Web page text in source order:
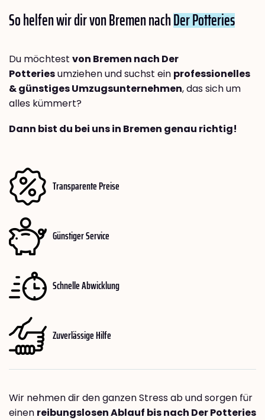
So helfen wir dir von Bremen nachDer Potteries
Du möchtest von Bremen nach Der
Potteriesumziehen und suchst ein professionelles
& günstiges Umzugsunternehmen, das sich um
alles kümmert?
Dann bist du bei uns in Bremen genau richtig!
Transparente Preise
Günstiger Service
Schnelle Abwicklung
Zuverlässige Hilfe
Wir nehmen dir den ganzen Stress ab und sorgen für
einen reibungslosen Ablauf bis nach Der Potteries